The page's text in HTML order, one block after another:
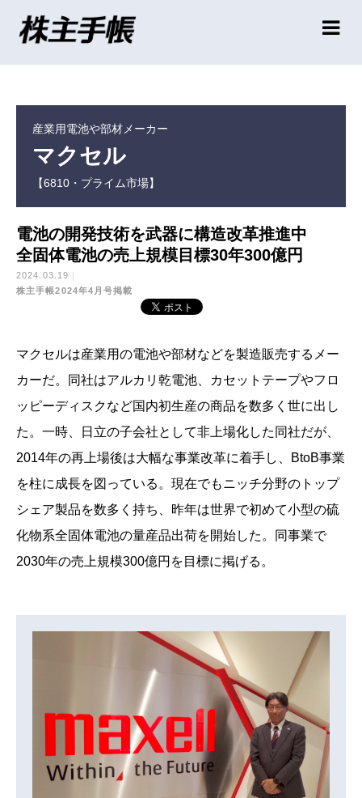
産業用電池や部材メーカー
マクセル
【6810・プライム市場】
電池の開発技術を武器に構造改革推進中
全固体電池の売上規模目標30年300億円
2024.03.19
株主手帳2024年4月号掲載
マクセルは産業用の電池や部材などを製造販売するメー
カーだ。同社はアルカリ乾電池、カセットテープやフロ
ッピーディスクなど国内初生産の商品を数多く世に出し
た。一時、日立の子会社として非上場化した同社だが、
2014年の再上場後は大幅な事業改革に着手し、BtoB事業
を柱に成長を図っている。現在でもニッチ分野のトップ
シェア製品を数多く持ち、昨年は世界で初めて小型の硫
化物系全固体電池の量産品出荷を開始した。同事業で
2030年の売上規模300億円を目標に掲げる。